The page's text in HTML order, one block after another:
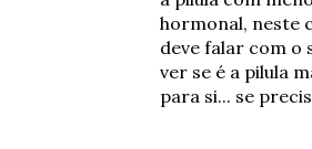
hormonal, neste
deve falar com o
ver se é a pilula
para si... se